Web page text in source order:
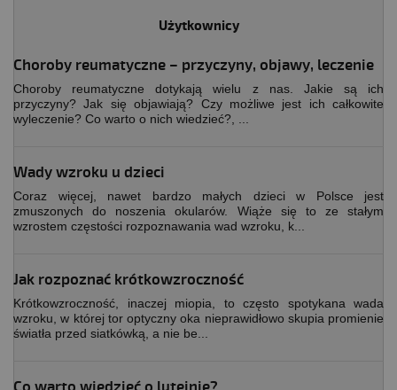
Użytkownicy
Choroby reumatyczne – przyczyny, objawy, leczenie
Choroby reumatyczne dotykają wielu z nas. Jakie są ich
przyczyny? Jak się objawiają? Czy możliwe jest ich całkowite
wyleczenie? Co warto o nich wiedzieć?, ...
Wady wzroku u dzieci
Coraz więcej, nawet bardzo małych dzieci w Polsce jest
zmuszonych do noszenia okularów. Wiąże się to ze stałym
wzrostem częstości rozpoznawania wad wzroku, k...
Jak rozpoznać krótkowzroczność
Krótkowzroczność, inaczej miopia, to często spotykana wada
wzroku, w której tor optyczny oka nieprawidłowo skupia promienie
światła przed siatkówką, a nie be...